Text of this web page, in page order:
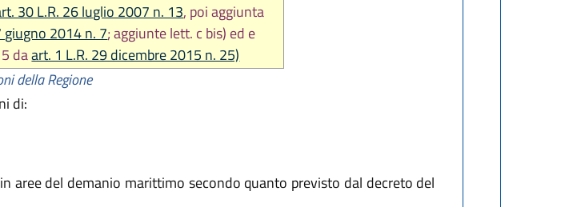
30 L.R. 26 luglio 2007 n. 13, poi aggiunta
giugno 2014 n. 7; aggiunte lett. c bis) ed e
5 daart. 1 L.R. 29 dicembre 2015 n. 25)
della Regione
di:
aree del demanio marittimo secondo quanto previsto dal decreto del